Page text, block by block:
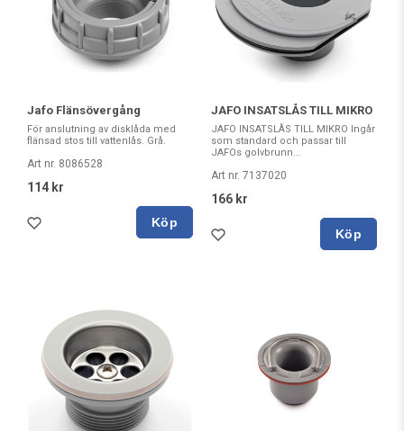
Jafo Flänsövergång
För anslutning av disklåda med
flänsad stos till vattenlås. Grå.
Art nr. 8086528
114 kr
Köp
JAFO INSATSLÅS TILL MIKRO
JAFO INSATSLÅS TILL MIKRO Ingår
som standard och passar till
JAFOs golvbrunn...
Art nr. 7137020
166 kr
Köp